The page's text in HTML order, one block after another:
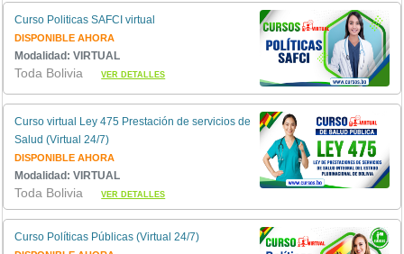
Curso Politicas SAFCI virtual
DISPONIBLE AHORA
Modalidad: VIRTUAL
Toda BoliviaVER DETALLES
Curso virtual Ley 475 Prestación de servicios de
Salud (Virtual 24/7)
DISPONIBLE AHORA
Modalidad: VIRTUAL
Toda BoliviaVER DETALLES
Curso Políticas Públicas (Virtual 24/7)